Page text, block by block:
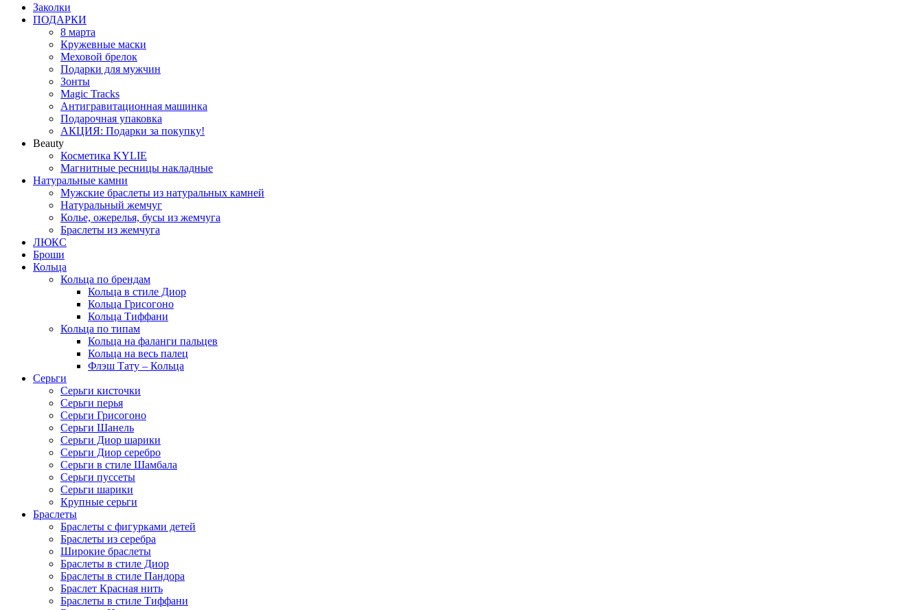
Заколки
ПОДАРКИ
8 марта
Кружевные маски
Меховой брелок
Подарки для мужчин
Зонты
Magic Tracks
Антигравитационная машинка
Подарочная упаковка
АКЦИЯ: Подарки за покупку!
Beauty
Косметика KYLIE
Магнитные ресницы накладные
Натуральные камни
Мужские браслеты из натуральных камней
Натуральный жемчуг
Колье, ожерелья, бусы из жемчуга
Браслеты из жемчуга
ЛЮКС
Броши
Кольца
Кольца по брендам
Кольца в стиле Диор
Кольца Грисогоно
Кольца Тиффани
Кольца по типам
Кольца на фаланги пальцев
Кольца на весь палец
Флэш Тату – Кольца
Серьги
Серьги кисточки
Серьги перья
Серьги Грисогоно
Серьги Шанель
Серьги Диор шарики
Серьги Диор серебро
Серьги в стиле Шамбала
Серьги пуссеты
Серьги шарики
Крупные серьги
Браслеты
Браслеты с фигурками детей
Браслеты из серебра
Широкие браслеты
Браслеты в стиле Диор
Браслеты в стиле Пандора
Браслет Красная нить
Браслеты в стиле Тиффани